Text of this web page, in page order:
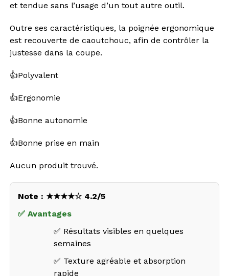
et tendue sans l’usage d’un tout autre outil.
Outre ses caractéristiques, la poignée ergonomique
est recouverte de caoutchouc, afin de contrôler la
justesse dans la coupe.
👍Polyvalent
👍Ergonomie
👍Bonne autonomie
👍Bonne prise en main
Aucun produit trouvé.
Note : ★★★★☆ 4.2/5
✅ Avantages
✅ Résultats visibles en quelques
semaines
✅ Texture agréable et absorption
rapide